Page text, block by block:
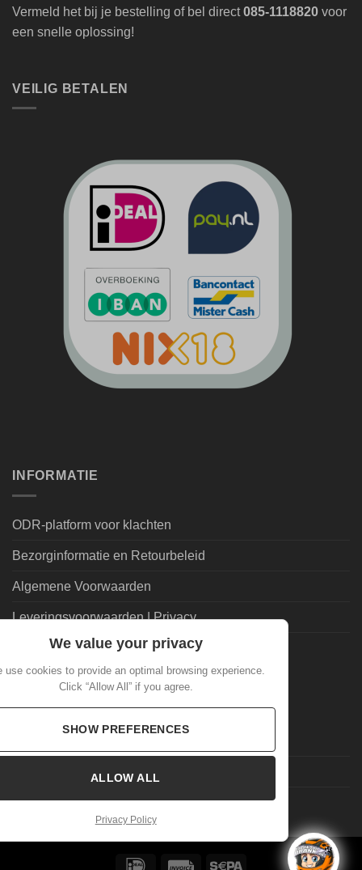
Vermeld het bij je bestelling of bel direct085-1118820 voor
een snelle oplossing!
VEILIG BETALEN
INFORMATIE
ODR-platform voor klachten
Bezorginformatie en Retourbeleid
Algemene Voorwaarden
Leveringsvoorwaarden | Privacy
Goedkoopdrank.nl Informatie
ALGEMEEN
Laatste nieuws
IDeal Invoice
We value your privacy
use cookies to provide an optimal browsing experience.
Click “Allow All” if you agree.
SHOW PREFERENCES
ALLOW ALL
Privacy Policy